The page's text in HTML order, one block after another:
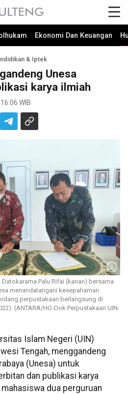
Ekonomi Dan Keuangan
& Iptek
Unesa
karya ilmiah
WIB
Datokarama Palu Rifai (kanan) bersama
menandatangani kesepahaman
perpustakaan berlangsung di
(ANTARA/HO-Dok Perpustakaan UIN
Islam Negeri (UIN)
Tengah, menggandeng
(Unesa) untuk
dan publikasi karya
dua perguruan